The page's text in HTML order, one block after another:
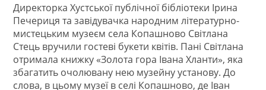
Директорка Хустської публічної бібліотеки Ірина
Печериця та завідувачка народним літературно-
мистецьким музеєм села Копашново Світлана
Стець вручили гостеві букети квітів. Пані Світлана
отримала книжку «Золота гора Івана Хланти», яка
збагатить очолювану нею музейну установу. До
слова, в цьому музеї в селі Копашново, де Іван